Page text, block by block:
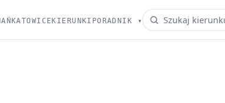
KATOWICEKIERUNKI PORADNIK ▾